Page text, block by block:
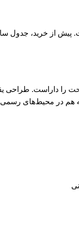
از خرید، جدول
را داراست. طراحی
هم در محیط‌های